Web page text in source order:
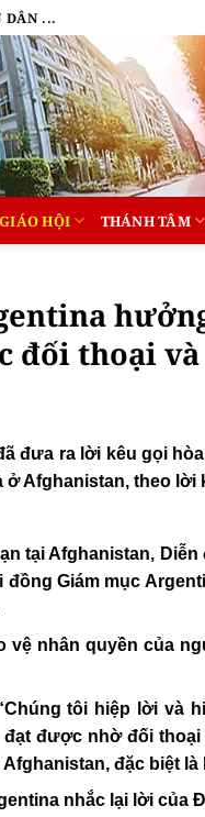
DÂN ...
GIÁO HỘI THÁNH TÂM
đối thoại
đưa ra lời kêu gọi
Afghanistan, theo lời
tại Afghanistan,
đồng Giám mục
vệ nhân quyền của
tôi hiệp lời và
được nhờ đối
đặc biệt
nhắc lại lời của